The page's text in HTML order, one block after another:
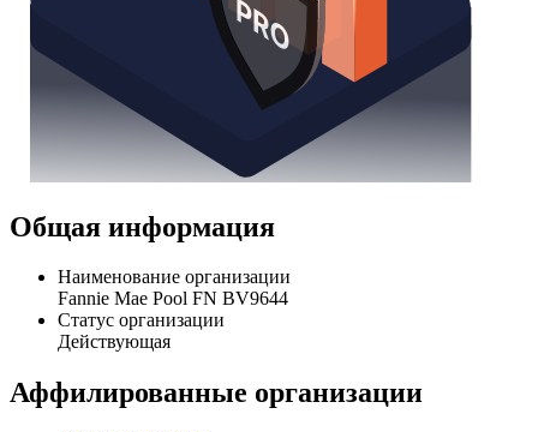
Общая информация
Наименование организации
Fannie Mae Pool FN BV9644
Статус организации
Действующая
Аффилированные организации